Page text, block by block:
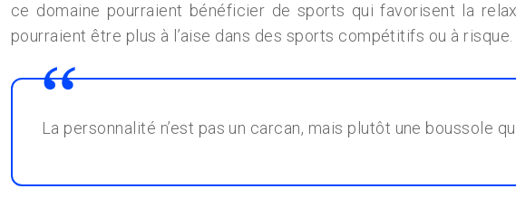
ce domaine pourraient bénéficier de sports qui favorisent la
pourraient être plus à l’aise dans des sports compétitifs ou à risque.
La personnalité n’est pas un carcan, mais plutôt une boussole